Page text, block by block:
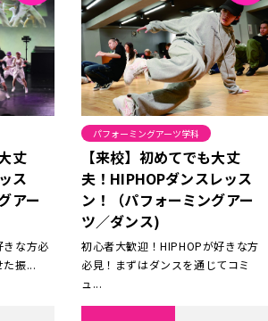
丈
ス
アー
きな方必
た振...
パフォーミングアーツ学科
【来校】初めてでも大丈
夫！HIPHOPダンスレッス
ン！（パフォーミングアー
ツ／ダンス)
初心者大歓迎！HIPHOPが好きな方
必見！まずはダンスを通じてコミ
ュ...